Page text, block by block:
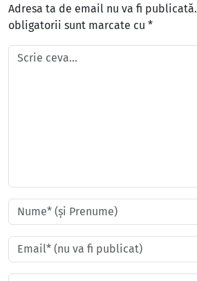
Adresa ta de email nu va fi publicată.
obligatorii sunt marcate cu *